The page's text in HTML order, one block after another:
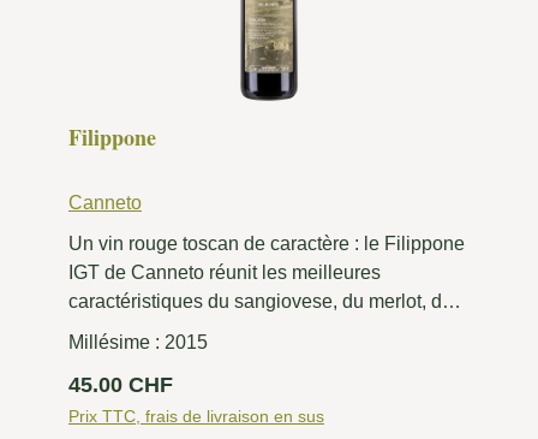
Filippone
Canneto
Un vin rouge toscan de caractère : le Filippone
IGT de Canneto réunit les meilleures
caractéristiques du sangiovese, du merlot, du
cabernet et du petit verdot dans un
complexe impressionne par ses arômes de
cassis, de cerise noire, de réglisse, de cuir et
Millésime : 2015
Prix régulier :
45.00 CHF
Prix TTC, frais de livraison en sus